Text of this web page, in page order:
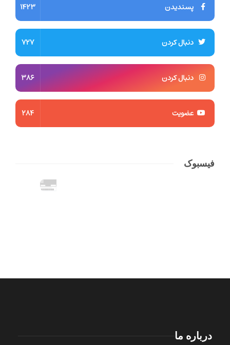
پسندیدن 1423
دنبال کردن 727
دنبال کردن 386
عضویت 284
فیسبوک
درباره ما